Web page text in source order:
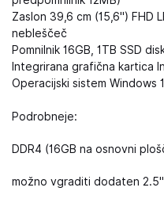
Zaslon 39,6 cm (15,6") FHD
nebleščeč
Pomnilnik 16GB, 1TB SSD
Integrirana grafična kartica
Operacijski sistem Windows
Podrobneje:
DDR4 (16GB na osnovni
možno vgraditi dodaten 2.5"